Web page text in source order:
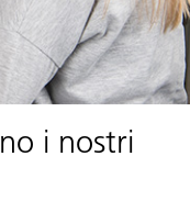
i nostri